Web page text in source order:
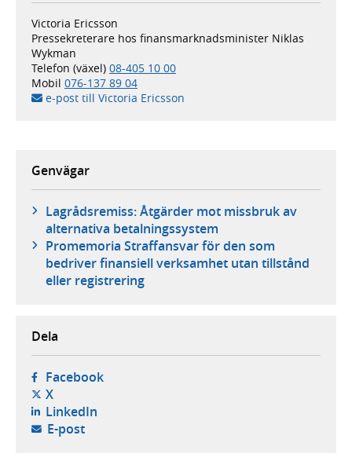
Victoria Ericsson
Pressekreterare hos finansmarknadsminister Niklas
Wykman
Telefon (växel) 08-405 10 00
Mobil 076-137 89 04
e-post till Victoria Ericsson
Genvägar
Lagrådsremiss: Åtgärder mot missbruk av
alternativa betalningssystem
Promemoria Straffansvar för den som
bedriver finansiell verksamhet utan tillstånd
eller registrering
Dela
Facebook- öppnas i ny flik, extern webbplats,
X- öppnas i ny flik, extern webbplats,
LinkedIn- öppnas i ny flik, extern webbplats,
E-post- öppnar din e-postklient,